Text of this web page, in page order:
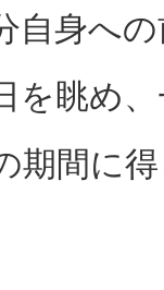
自身へ
を眺め
期間に